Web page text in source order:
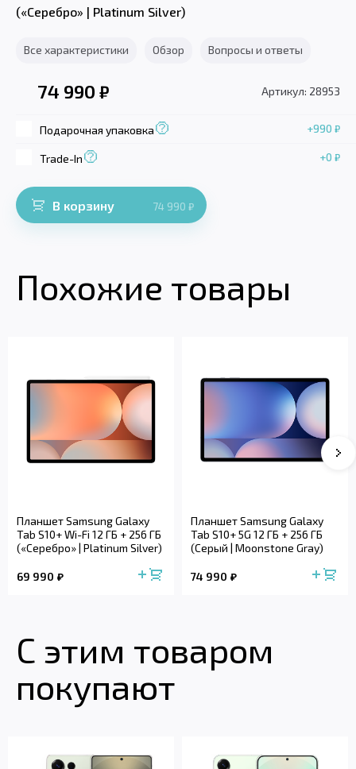
(«Серебро» | Platinum Silver)
Все характеристики Обзор Вопросы и ответы
74 990 ₽ Артикул: 28953
Подарочная упаковка +990 ₽
Trade-In +0 ₽
В корзину 74 990 ₽
Похожие товары
Планшет Samsung Galaxy
Tab S10+ Wi-Fi 12 ГБ + 256 ГБ
(«Серебро» | Platinum Silver)
69 990
Планшет Samsung Galaxy
Tab S10+ 5G 12 ГБ + 256 ГБ
(Серый | Moonstone Gray)
74 990
С этим товаром
покупают